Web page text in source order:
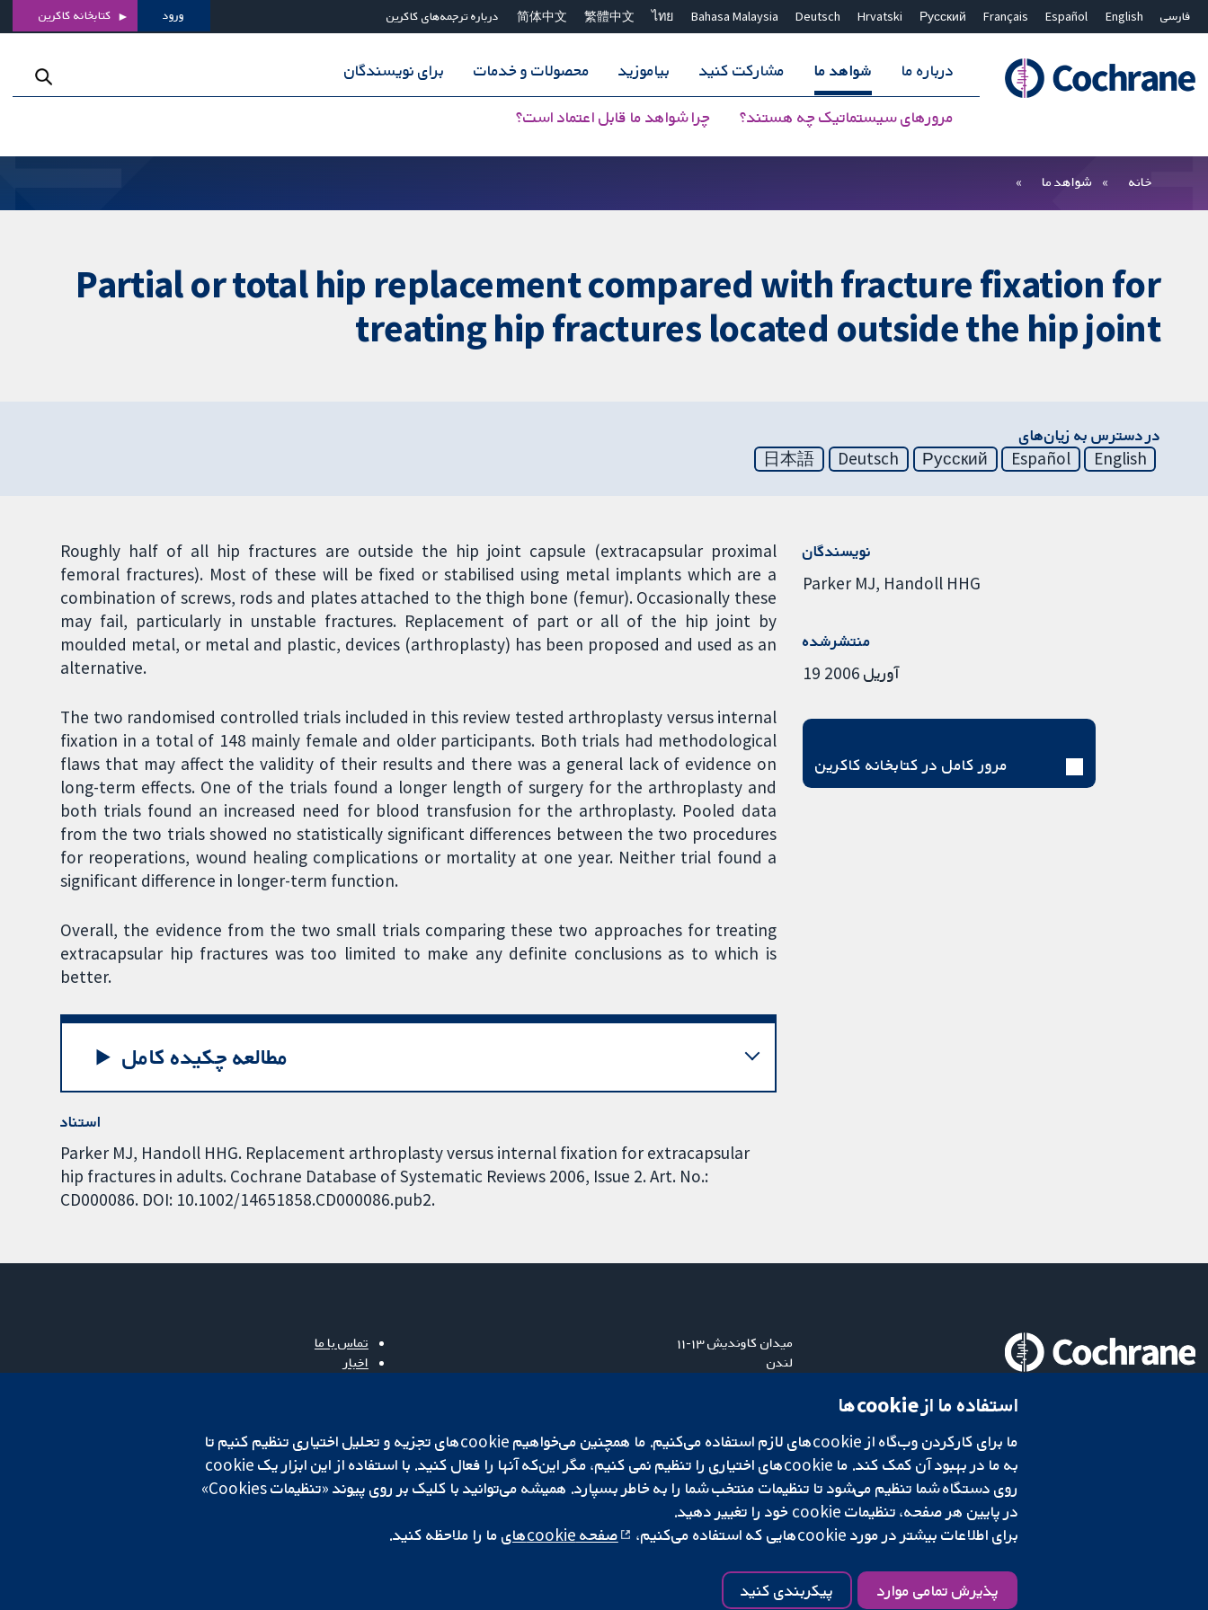
فارسی English
Español
Français
Русский
Hrvatski
Deutsch
Bahasa Malaysia
ไทย
繁體中文
简体中文 درباره ترجمه‌های کاکرین ورود کتابخانه کاکرین
درباره ما شواهد ما
مرورهای سیستماتیک چه هستند؟ چرا شواهد ما قابل اعتماد است؟
مشارکت کنید بیاموزید محصولات و خدمات برای نویسندگان
بستن جستجو ✖
خانه شواهد ما
Partial or total hip replacement compared with fracture fixation for
treating hip fractures located outside the hip joint
در دسترس به زیان‌های
English
Español
Русский
Deutsch
日本語
Roughly half of all hip fractures are outside the hip joint capsule (extracapsular proximal
femoral fractures). Most of these will be fixed or stabilised using metal implants which are a
combination of screws, rods and plates attached to the thigh bone (femur). Occasionally these
may fail, particularly in unstable fractures. Replacement of part or all of the hip joint by
moulded metal, or metal and plastic, devices (arthroplasty) has been proposed and used as an
alternative.
The two randomised controlled trials included in this review tested arthroplasty versus internal
fixation in a total of 148 mainly female and older participants. Both trials had methodological
flaws that may affect the validity of their results and there was a general lack of evidence on
long-term effects. One of the trials found a longer length of surgery for the arthroplasty and
both trials found an increased need for blood transfusion for the arthroplasty. Pooled data
from the two trials showed no statistically significant differences between the two procedures
for reoperations, wound healing complications or mortality at one year. Neither trial found a
significant difference in longer-term function.
Overall, the evidence from the two small trials comparing these two approaches for treating
extracapsular hip fractures was too limited to make any definite conclusions as to which is
better.
مطالعه چکیده کامل
استناد
Parker MJ, Handoll HHG. Replacement arthroplasty versus internal fixation for extracapsular
hip fractures in adults. Cochrane Database of Systematic Reviews 2006, Issue 2. Art. No.:
CD000086. DOI: 10.1002/14651858.CD000086.pub2.
نویسندگان
Parker MJ Handoll HHG
منتشرشده
19 آوریل 2006
مرور کامل در کتابخانه کاکرین
میدان کاوندیش ۱۳-۱۱
لندن
تماس با ما
اخبار
Cochrane Library
شبکه همکاری کاکرین، یک مؤسسه خیریه (شماره 1045921) و یک شرکت با مسئولیت محدود به‌صورت ضمانت (شماره 03044323) ثبت‌شده در انگلستان و ولز است. شماره ثبت مالیات بر ارزش افزوده: GB 718 2127 49.
کپی‌رایت © ۲۰۲۵ همکاری کاکرین سلب مسئولیت حریم خصوصی| سیاست کوکی‌ها تنظیمات کوکی
استفاده ما از cookie‌ها
ما برای کارکردن وب‌گاه از cookie‌های لازم استفاده می‌کنیم. ما همچنین می‌خواهیم cookie‌های تجزیه و تحلیل اختیاری تنظیم کنیم تا
روی دستگاه شما تنظیم می‌شود تا تنظیمات منتخب شما را به خاطر بسپارد. همیشه می‌توانید با کلیک بر روی پیوند «تنظیمات Cookies»
در پایین هر صفحه، تنظیمات cookie‌ خود را تغییر دهید.
برای اطلاعات بیشتر در مورد cookie‌هایی که استفاده می‌کنیم،
صفحه cookie‌های ما را ملاحظه کنید.
پذیرش تمامی موارد پیکربندی کنید